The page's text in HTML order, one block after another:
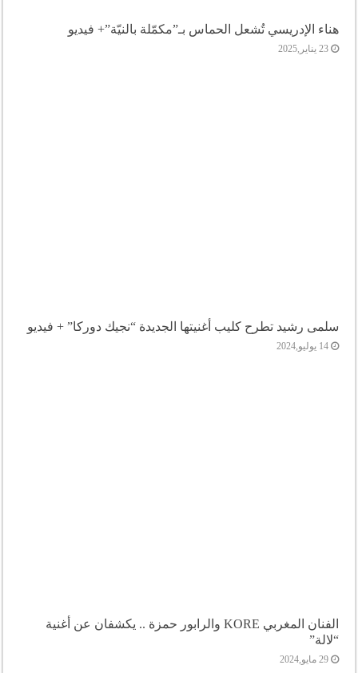
هناء الإدريسي تُشعل الحماس بـ”مكمّلة بالنيّة”+ فيديو
23 يناير,2025
سلمى رشيد تطرح كليب أغنيتها الجديدة “نجيك دوركا” + فيديو
14 يوليو,2024
الفنان المغربي KORE والرابور حمزة .. يكشفان عن أغنية
“لالة”
29 مايو,2024